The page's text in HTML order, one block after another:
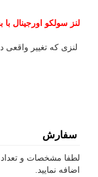
لنز سولکو اورجینال
لنزی که تغییر
سفارش
لطفا مشخصات و تعداد
اضافه نمایید.